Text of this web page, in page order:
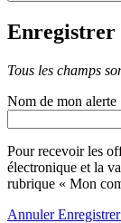
Enregistrer
Tous les champs
Nom de mon alerte
Pour recevoir les
électronique et la
rubrique « Mon
Annuler